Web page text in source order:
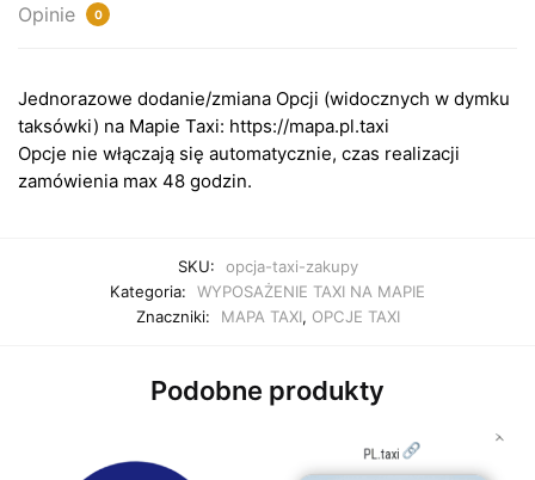
Opinie 0
Jednorazowe dodanie/zmiana Opcji (widocznych w dymku
taksówki) na Mapie Taxi: https://mapa.pl.taxi
Opcje nie włączają się automatycznie, czas realizacji
zamówienia max 48 godzin.
SKU:
opcja-taxi-zakupy
Kategoria:
WYPOSAŻENIE TAXI NA MAPIE
Znaczniki:
MAPA TAXI, OPCJE TAXI
Podobne produkty